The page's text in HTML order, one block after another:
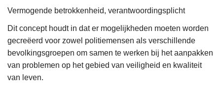
Vermogende betrokkenheid, verantwoordingsplicht
Dit concept houdt in dat er mogelijkheden moeten worden
gecreëerd voor zowel politiemensen als verschillende
bevolkingsgroepen om samen te werken bij het aanpakken
van problemen op het gebied van veiligheid en kwaliteit
van leven.